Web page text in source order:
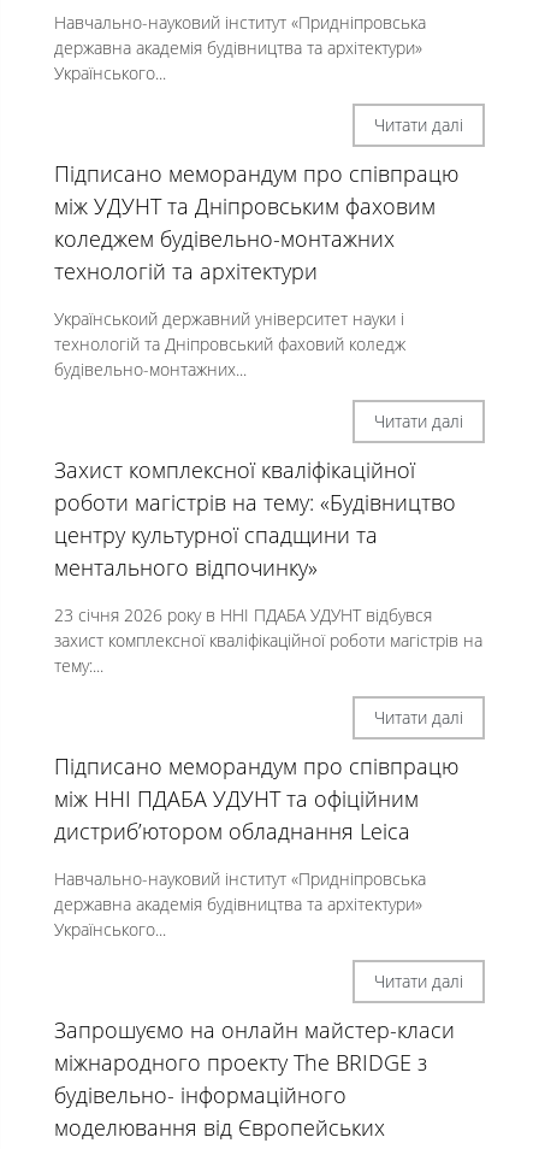
Навчально-науковий інститут «Придніпровська
державна академія будівництва та архітектури»
Українського...
Читати далі
Підписано меморандум про співпрацю
між УДУНТ та Дніпровським фаховим
коледжем будівельно-монтажних
технологій та архітектури
Українськоий державний університет науки і
технологій та Дніпровський фаховий коледж
будівельно-монтажних...
Читати далі
Захист комплексної кваліфікаційної
роботи магістрів на тему: «Будівництво
центру культурної спадщини та
ментального відпочинку»
23 січня 2026 року в ННІ ПДАБА УДУНТ відбувся
захист комплексної кваліфікаційної роботи магістрів на
тему:...
Читати далі
Підписано меморандум про співпрацю
між ННІ ПДАБА УДУНТ та офіційним
дистриб’ютором обладнання Leica
Навчально-науковий інститут «Придніпровська
державна академія будівництва та архітектури»
Українського...
Читати далі
Запрошуємо на онлайн майстер-класи
міжнародного проекту The BRIDGE з
будівельно- інформаційного
моделювання від Європейських